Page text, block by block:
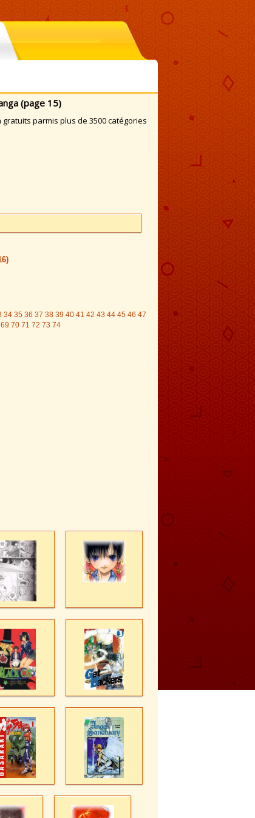
(page 15)
parmis plus de 3500 catégories
34 35 36 37 38 39 40 41 42 43 44 45 46 47
69 70 71 72 73 74